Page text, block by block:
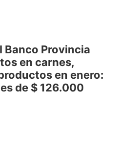
Banco Provincia
en carnes,
en enero:
de $ 126.000